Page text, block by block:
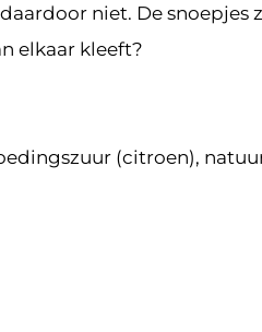
niet. De
elkaar kleeft?
(citroen),